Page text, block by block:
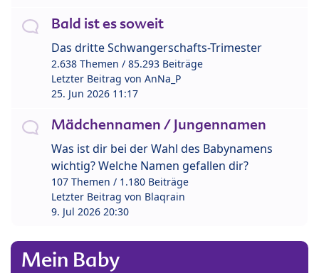
Bald ist es soweit
Das dritte Schwangerschafts-Trimester
2.638 Themen / 85.293 Beiträge
Letzter Beitrag von AnNa_P
25. Jun 2026 11:17
Mädchennamen / Jungennamen
Was ist dir bei der Wahl des Babynamens
wichtig? Welche Namen gefallen dir?
107 Themen / 1.180 Beiträge
Letzter Beitrag von Blaqrain
9. Jul 2026 20:30
Mein Baby